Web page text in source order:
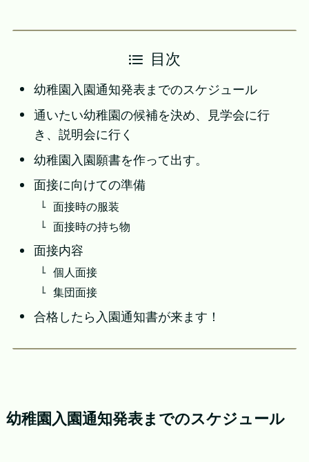
目次
幼稚園入園通知発表までのスケジュール
通いたい幼稚園の候補を決め、見学会に行
き、説明会に行く
幼稚園入園願書を作って出す。
面接に向けての準備
面接時の服装
面接時の持ち物
面接内容
個人面接
集団面接
合格したら入園通知書が来ます！
幼稚園入園通知発表までのスケジュール